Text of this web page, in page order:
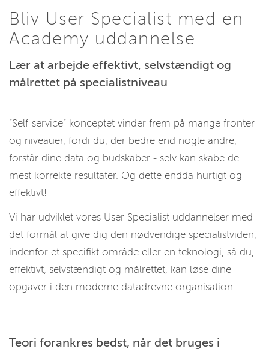
Bliv User Specialist med en
Academy uddannelse
Lær at arbejde effektivt, selvstændigt og
målrettet på specialistniveau
”Self-service” konceptet vinder frem på mange fronter
og niveauer, fordi du, der bedre end nogle andre,
forstår dine data og budskaber - selv kan skabe de
mest korrekte resultater. Og dette endda hurtigt og
effektivt!
Vi har udviklet vores User Specialist uddannelser med
det formål at give dig den nødvendige specialistviden,
indenfor et specifikt område eller en teknologi, så du,
effektivt, selvstændigt og målrettet, kan løse dine
opgaver i den moderne datadrevne organisation.
Teori forankres bedst, når det bruges i